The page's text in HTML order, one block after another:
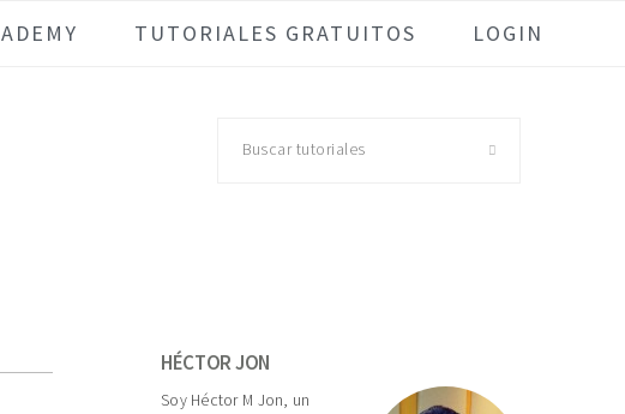
TUTORIALES GRATUITOS LOGIN
Sidebar
HÉCTOR JON
Soy Héctor M Jon, un